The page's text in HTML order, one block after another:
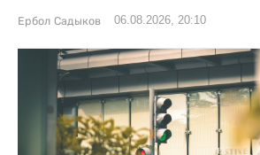
Ербол Садыков 06.08.2026, 20:10